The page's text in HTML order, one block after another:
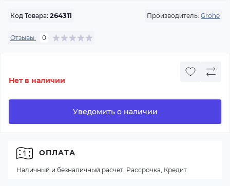
Код Товара: 264311 Производитель: Grohe
Отзывы: 0
Нет в наличии
Уведомить о наличии
ОПЛАТА
Наличный и безналичный расчет, Рассрочка, Кредит